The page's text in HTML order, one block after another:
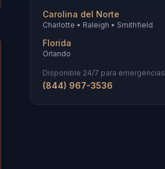
Carolina del Norte
Charlotte • Raleigh • Smithfield
Florida
Orlando
Disponible 24/7 para emergencias
(844) 967-3536